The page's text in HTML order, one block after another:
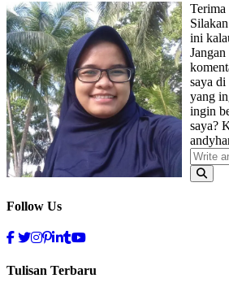
Terima
ini
saya di
yang
ingin
saya?
Follow Us
Tulisan Terbaru